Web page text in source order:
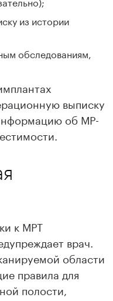
из истории
обследованиям,
выписку
об МР-
к МРТ
врач.
области
правила для
полости,